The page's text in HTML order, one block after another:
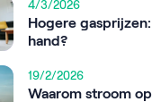
4/3/2026
Hogere
hand?
19/2/2026
Waarom stroom